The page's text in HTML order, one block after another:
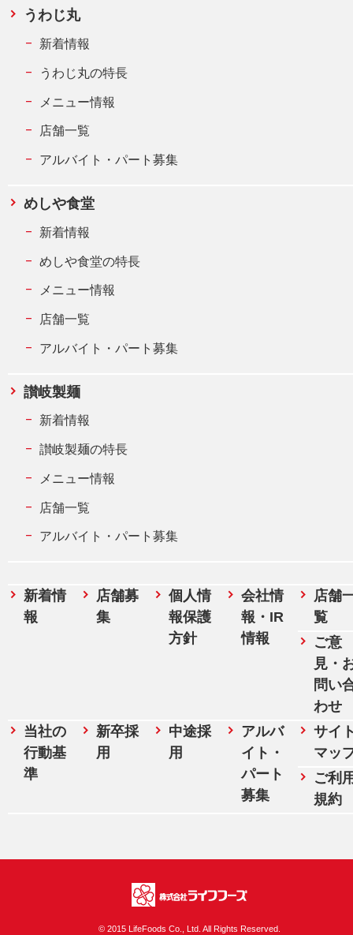
うわじ丸
新着情報
うわじ丸の特長
メニュー情報
店舗一覧
アルバイト・パート募集
めしや食堂
新着情報
めしや食堂の特長
メニュー情報
店舗一覧
アルバイト・パート募集
讃岐製麺
新着情報
讃岐製麺の特長
メニュー情報
店舗一覧
アルバイト・パート募集
新着情
報
店舗募
集
個人情
報保護
方針
会社情
報・IR
情報
店舗
覧
ご意
見・
問い
わせ
当社の
行動基
準
新卒採
用
中途採
用
アルバ
イト・
パート
募集
サイ
マッ
ご利
規約
© 2015 LifeFoods Co., Ltd. All Rights Reserved.